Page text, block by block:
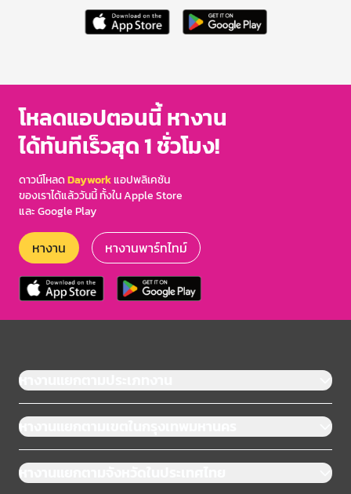
โหลดแอปตอนนี้ หางาน
ได้ทันทีเร็วสุด 1 ชั่วโมง!
ดาวน์โหลดDayworkแอปพลิเคชัน
ของเราได้แล้ววันนี้ ทั้งใน Apple Store
และ Google Play
หางาน หางานพาร์ทไทม์
หางานแยกตามประเภทงาน
หางานแยกตามเขตในกรุงเทพมหานคร
หางานแยกตามจังหวัดในประเทศไทย